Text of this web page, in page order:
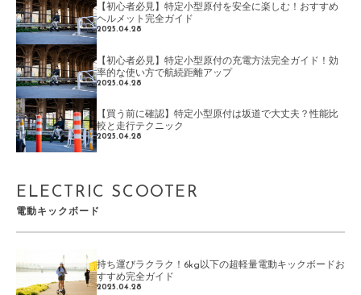
【初心者必見】特定小型原付を安全に楽しむ！おすすめ
ヘルメット完全ガイド
2025.04.28
【初心者必見】特定小型原付の充電方法完全ガイド！効
率的な使い方で航続距離アップ
2025.04.28
【買う前に確認】特定小型原付は坂道で大丈夫？性能比
較と走行テクニック
2025.04.28
ELECTRIC SCOOTER
電動キックボード
持ち運びラクラク！6kg以下の超軽量電動キックボードお
すすめ完全ガイド
2025.04.28